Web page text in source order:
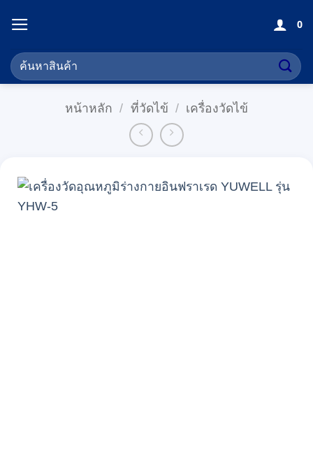
ไป
เนื้อหา
0
ค้นหา:
หน้าหลัก / ที่วัดไข้ / เครื่องวัดไข้